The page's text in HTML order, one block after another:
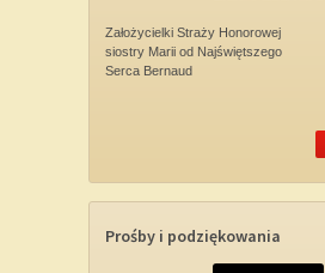
Założycielki Straży Honorowej
siostry Marii od Najświętszego
Serca Bernaud
Prośby i podziękowania